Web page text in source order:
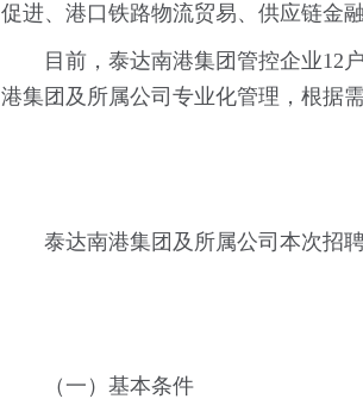
促进、港口铁路物流贸易、供应链金融
目前，泰达南港集团管控企业12
港集团及所属公司专业化管理，根据
泰达南港集团及所属公司本次招
（一）基本条件